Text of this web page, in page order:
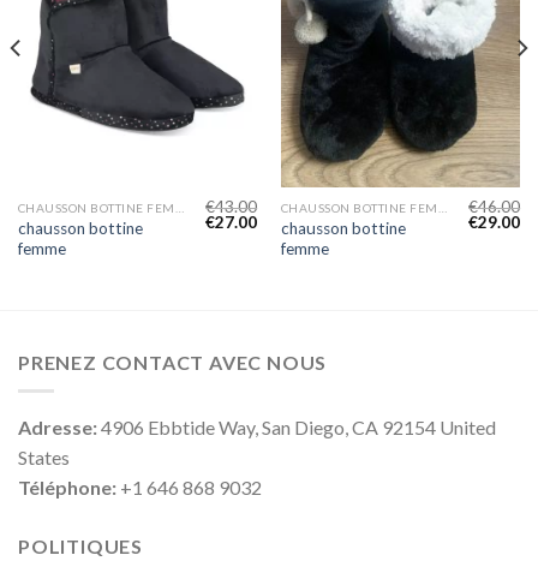
chausson bottine
femme
€43.00
€27.00
chausson bottine
femme
€46.00
€29.00
PRENEZ CONTACT AVEC NOUS
Adresse:4906 Ebbtide Way, San Diego, CA 92154 United
States
Téléphone: +1 646 868 9032
POLITIQUES